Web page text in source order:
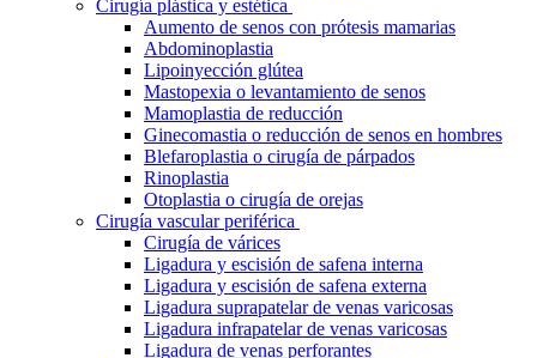
Cirugía plástica y estética
Aumento de senos con prótesis mamarias
Abdominoplastia
Lipoinyección glútea
Mastopexia o levantamiento de senos
Mamoplastia de reducción
Ginecomastia o reducción de senos en hombres
Blefaroplastia o cirugía de párpados
Rinoplastia
Otoplastia o cirugía de orejas
Cirugía vascular periférica
Cirugía de várices
Ligadura y escisión de safena interna
Ligadura y escisión de safena externa
Ligadura suprapatelar de venas varicosas
Ligadura infrapatelar de venas varicosas
Ligadura de venas perforantes